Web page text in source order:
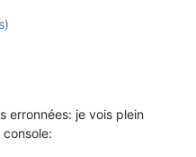
erronnées: je vois plein
console: